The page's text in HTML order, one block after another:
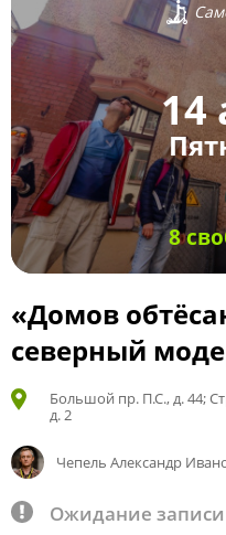
14
8
«Домов
северный
Большой пр. П.С., д. 44;
д. 2
Чепель Александр
Ожидание записи